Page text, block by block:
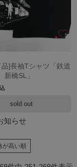
]長袖Tシャツ「鉄道
橋SL」
sold out
知らせ
が高い順